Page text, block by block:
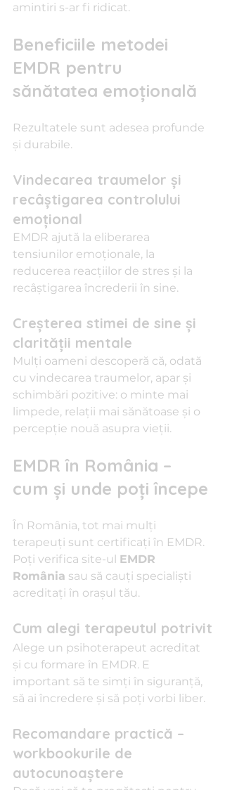
amintiri s-ar fi ridicat.
Beneficiile metodei
EMDR pentru
sănătatea emoțională
Rezultatele sunt adesea profunde
și durabile.
Vindecarea traumelor și
recâștigarea controlului
emoțional
EMDR ajută la eliberarea
tensiunilor emoționale, la
reducerea reacțiilor de stres și la
recâștigarea încrederii în sine.
Creșterea stimei de sine și
clarității mentale
Mulți oameni descoperă că, odată
cu vindecarea traumelor, apar și
schimbări pozitive: o minte mai
limpede, relații mai sănătoase și o
percepție nouă asupra vieții.
EMDR în România –
cum și unde poți începe
În România, tot mai mulți
terapeuți sunt certificați în EMDR.
Poți verifica site-ul EMDR
România sau să cauți specialiști
acreditați în orașul tău.
Cum alegi terapeutul potrivit
Alege un psihoterapeut acreditat
și cu formare în EMDR. E
important să te simți în siguranță,
să ai încredere și să poți vorbi liber.
Recomandare practică –
workbookurile de
autocunoaștere